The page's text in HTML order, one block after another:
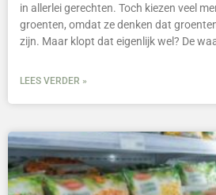
in allerlei gerechten. Toch kiezen veel
groenten, omdat ze denken dat
zijn. Maar klopt dat eigenlijk wel? De
LEES VERDER »